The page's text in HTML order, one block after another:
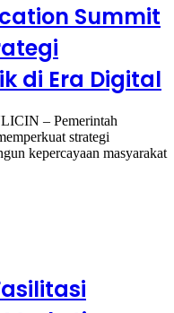
Summit
di Era Digital
– Pemerintah
strategi
kepercayaan masyarakat